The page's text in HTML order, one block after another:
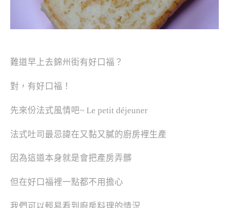
難道早上去錦州街有好口福？
對，有好口福！
先來份法式風情吧~ Le petit déjeuner
法式吐司最忌諱在又黏又膩的廚房裡生產
因為這道本身就是會把產房弄髒
但在好口福裡一點都不用擔心